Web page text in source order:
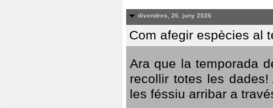
divendres, 26. juny 2026
Com afegir espècies al
Ara que la temporada
recollir totes les
les féssiu arribar a